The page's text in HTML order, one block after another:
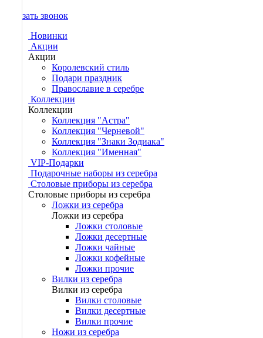
Заказать звонок
Новинки
Акции
Акции
Королевский стиль
Подари праздник
Православие в серебре
Коллекции
Коллекции
Коллекция "Астра"
Коллекция "Черневой"
Коллекция "Знаки Зодиака"
Коллекция "Именная"
VIP-Подарки
Подарочные наборы из серебра
Столовые приборы из серебра
Столовые приборы из серебра
Ложки из серебра
Ложки из серебра
Ложки столовые
Ложки десертные
Ложки чайные
Ложки кофейные
Ложки прочие
Вилки из серебра
Вилки из серебра
Вилки столовые
Вилки десертные
Вилки прочие
Ножи из серебра